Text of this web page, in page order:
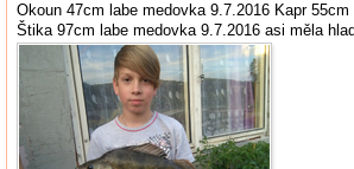
Okoun 47cm labe medovka 9.7.2016 Kapr
Štika 97cm labe medovka 9.7.2016 asi měla hlad